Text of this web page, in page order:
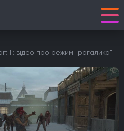
II: відео про режим "рогалика"